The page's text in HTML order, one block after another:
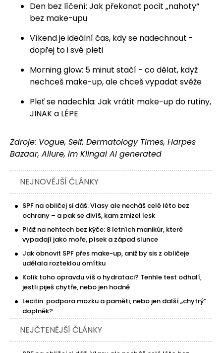
Den bez líčení: Jak překonat pocit „nahoty“
bez make-upu
Víkend je ideální čas, kdy se nadechnout -
dopřej to i své pleti
Morning glow: 5 minut stačí - co dělat, když
nechceš make-up, ale chceš vypadat svěže
Pleť se nadechla: Jak vrátit make-up do rutiny,
JINAK a LÉPE
Zdroje: Vogue, Self, Dermatology Times, Harpes
Bazaar, Allure, im Klingai AI generated
NEJNOVĚJŠÍ ČLÁNKY
SPF na obličej si dáš. Vlasy ale necháš celé léto bez
ochrany – a pak se divíš, kam zmizel lesk
Pláž na nehtech bez kýče: 8 letních manikúr, které
vypadají jako moře, písek a západ slunce
Jak obnovit SPF přes make-up, aniž by sis z obličeje
udělala rozteklou omítku
Kolik toho opravdu víš o hydrataci? Tenhle test odhalí,
jestli piješ chytře, nebo jen hodně
Lecitin: podpora mozku a paměti, nebo jen další „chytrý“
doplněk?
NEJČTENĚJŠÍ ČLÁNKY